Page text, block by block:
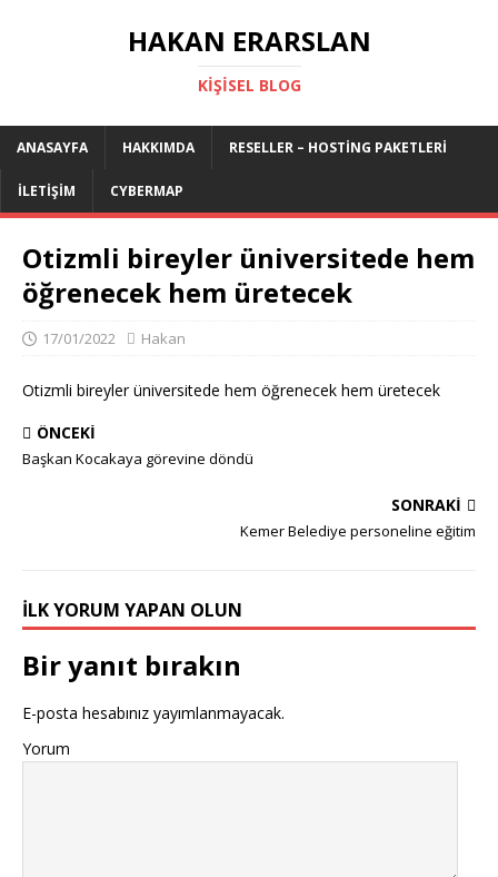
HAKAN ERARSLAN
KIŞISEL BLOG
ANASAYFA HAKKIMDA RESELLER – HOSTING PAKETLERI
İLETIŞIM CYBERMAP
Otizmli bireyler üniversitede hem
öğrenecek hem üretecek
17/01/2022 Hakan
Otizmli bireyler üniversitede hem öğrenecek hem üretecek
ÖNCEKI
Başkan Kocakaya görevine döndü
SONRAKI
Kemer Belediye personeline eğitim
İLK YORUM YAPAN OLUN
Bir yanıt bırakın
E-posta hesabınız yayımlanmayacak.
Yorum